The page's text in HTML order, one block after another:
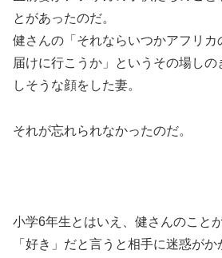
とがあったのだ。
健さんの「それならいつかアフリカ
届けに行こうか 」というその場し
しそうな顔をした妻。
それが忘れられなかったのだ。
小学6年生とはいえ、健さんのこと
「好き」だと言うと相手に迷惑が